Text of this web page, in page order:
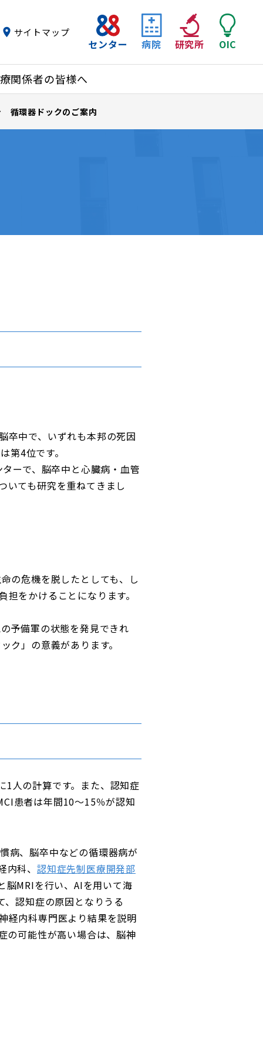
関係者の皆様へ
センター 病院 研究所 OIC
サイトマップ
循環器ドックのご案内
卒中で、いずれも本邦の死因
第4位です。
ーで、脳卒中と心臓病・血管
いても研究を重ねてきまし
の危機を脱したとしても、し
をかけることになります。
予備軍の状態を発見できれ
ク」の意義があります。
人の計算です。また、認知症
患者は年間10～15％が認知
病、脳卒中などの循環器病が
科、 認知症先制医療開発部
脳MRIを行い、AIを用いて海
認知症の原因となりうる
経内科専門医より結果を説明
の可能性が高い場合は、脳神